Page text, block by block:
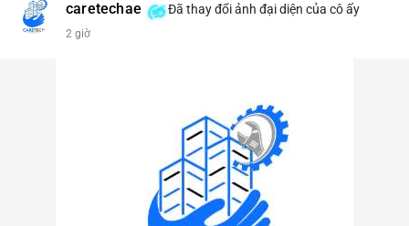
#vlikevn #titanbot
caretechae Đã thay đổi ảnh đại diện của cô ấy
2 giờ